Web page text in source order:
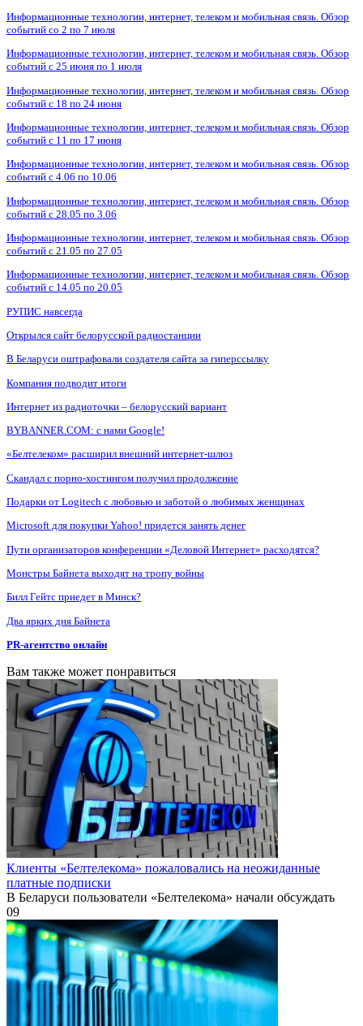
Информационные технологии, интернет, телеком и мобильная связь. Обзор
событий со 2 по 7 июля
Информационные технологии, интернет, телеком и мобильная связь. Обзор
событий с 25 июня по 1 июля
Информационные технологии, интернет, телеком и мобильная связь. Обзор
событий с 18 по 24 июня
Информационные технологии, интернет, телеком и мобильная связь. Обзор
событий с 11 по 17 июня
Информационные технологии, интернет, телеком и мобильная связь. Обзор
событий с 4.06 по 10.06
Информационные технологии, интернет, телеком и мобильная связь. Обзор
событий с 28.05 по 3.06
Информационные технологии, интернет, телеком и мобильная связь. Обзор
событий с 21.05 по 27.05
Информационные технологии, интернет, телеком и мобильная связь. Обзор
событий с 14.05 по 20.05
РУПИС навсегда
Открылся сайт белорусской радиостанции
В Беларуси оштрафовали создателя сайта за гиперссылку
Компания подводит итоги
Интернет из радиоточки – белорусский вариант
BYBANNER.COM: c нами Google!
«Белтелеком» расширил внешний интернет-шлюз
Скандал с порно-хостингом получил продолжение
Подарки от Logitech с любовью и заботой о любимых женщинах
Microsoft для покупки Yahoo! придется занять денег
Пути организаторов конференции «Деловой Интернет» расходятся?
Монстры Байнета выходят на тропу войны
Билл Гейтс приедет в Минск?
Два ярких дня Байнета
PR-агентство онлайн
Вам также может понравиться
Клиенты «Белтелекома» пожаловались на неожиданные
платные подписки
В Беларуси пользователи «Белтелекома» начали обсуждать
09